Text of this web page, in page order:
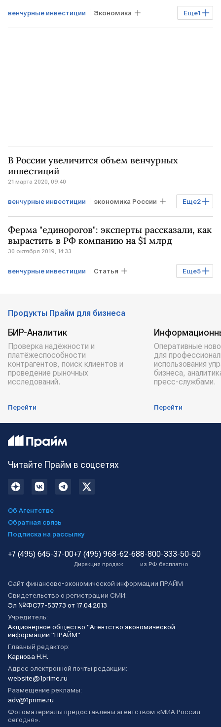
Еще1
венчурные инвестиции Экономика
COVID-19
В России увеличится объем венчурных
инвестиций
21 марта 2020, 09:40
Еще2
венчурные инвестиции экономика России
РОССИЯ Правительство РФ
Ферма "единорогов": эксперты рассказали, как
вырастить в РФ компанию на $1 млрд
30 октября 2019, 14:33
Еще5
венчурные инвестиции Статья
Продукты Прайм для бизнеса
БИР-Аналитик
Проверка надёжности и
платёжеспособности
контрагентов, поиск клиентов и
проведение рыночных
исследований.
Перейти
Оперативные
для
использования
бизнеса,
пресс-службами.
Перейти
Читайте Прайм в соцсетях
Об Агентстве
Обратная связь
Подписка на рассылку
+7 (495) 645-37-00+7 (495) 968-62-68
Дирекция продаж
8-800-333-50-50
из РФ бесплатно
Сайт финансово-экономической информации ПРАЙМ
Свидетельство о регистрации СМИ:
Эл №ФС77-53773 от 17.04.2013
Учредитель:
Акционерное общество "Агентство экономической
информации "ПРАЙМ"
Главный редактор:
Карнова Н.Н.
Адрес электронной почты редакции:
website@1prime.ru
Размещение рекламы:
adv@1prime.ru
Фотоматериалы предоставлены агентством «МИА Россия
сегодня».